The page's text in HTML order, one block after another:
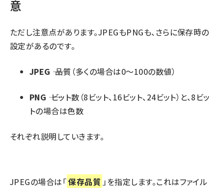
意
ただし注意点があります。JPEGもPNGも、さらに保存時の
設定があるのです。
JPEG ―― 品質（多くの場合は0～100の数値）
PNG ―― ビット数（8ビット、16ビット、24ビット）と、8ビッ
トの場合は色数
それぞれ説明していきます。
JPEGの場合は「保存品質」を指定します。これはファイル